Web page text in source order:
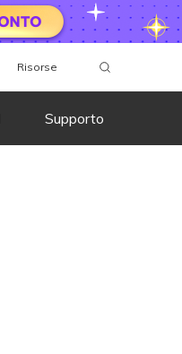
Risorse
Supporto